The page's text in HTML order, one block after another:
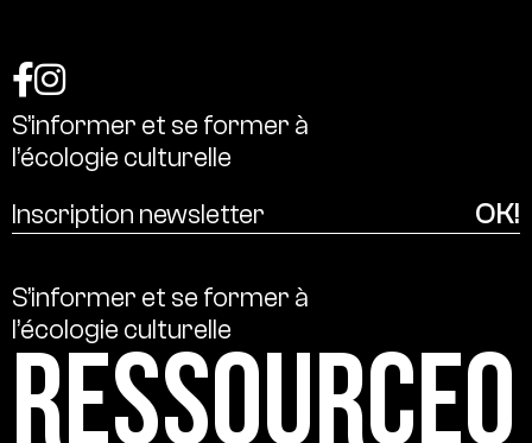
S’informer et se former à
l’écologie culturelle
S’informer et se former à
l’écologie culturelle
Ressource0